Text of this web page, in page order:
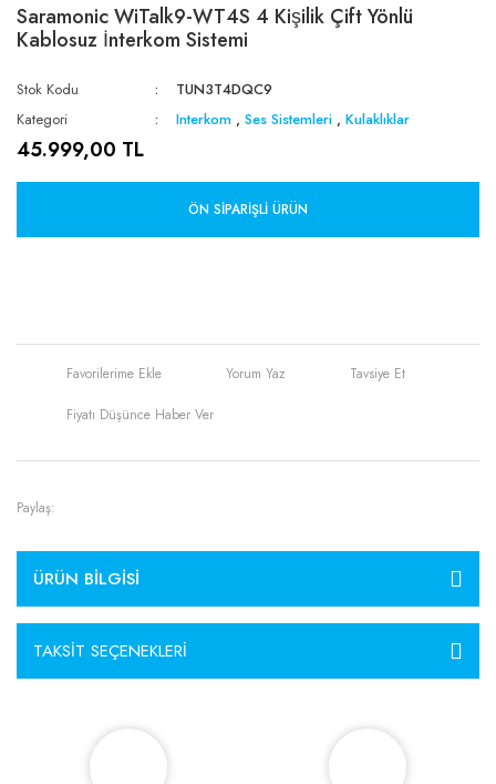
Saramonic WiTalk9-WT4S 4 Kişilik Çift Yönlü
Kablosuz İnterkom Sistemi
Stok Kodu
TUN3T4DQC9
Kategori
Interkom ,Ses Sistemleri ,Kulaklıklar
45.999,00 TL
ÖN SIPARIŞLI ÜRÜN
Yorum Yaz Tavsiye Et
Fiyatı Düşünce Haber Ver
Paylaş:
ÜRÜN BILGISI
TAKSIT SEÇENEKLERI